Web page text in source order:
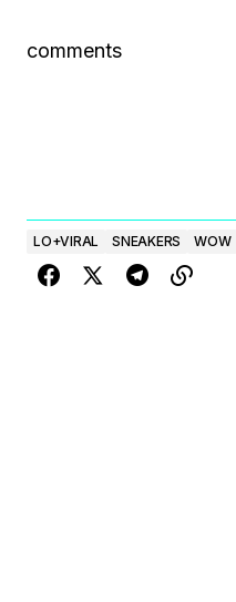
comments
LO+VIRAL SNEAKERS WOW